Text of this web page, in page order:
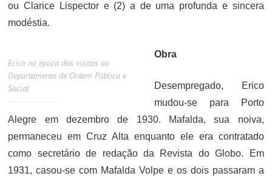
ou Clarice Lispector e (2) a de uma profunda e sincera
modéstia.
Erico na época das visitas ao
Departamento de Ordem Pública e
Social
Obra
Desempregado, Erico
mudou-se para Porto
Alegre em dezembro de 1930. Mafalda, sua noiva,
permaneceu em Cruz Alta enquanto ele era contratado
como secretário de redação da Revista do Globo. Em
1931, casou-se com Mafalda Volpe e os dois passaram a